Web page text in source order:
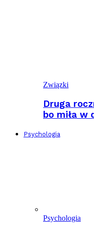
Związki
Druga
bo miła w
Psychologia
Psychologia